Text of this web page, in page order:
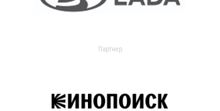
Партнер